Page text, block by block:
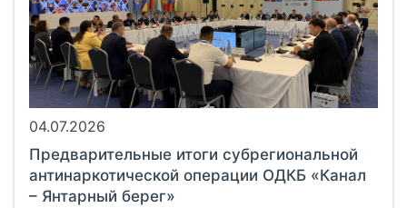
04.07.2026
Предварительные итоги субрегиональной
антинаркотической операции ОДКБ «Канал
– Янтарный берег»